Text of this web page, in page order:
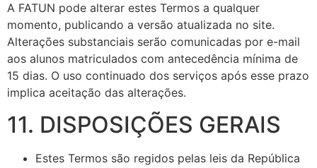
A FATUN pode alterar estes Termos a qualquer
momento, publicando a versão atualizada no site.
Alterações substanciais serão comunicadas por e-mail
aos alunos matriculados com antecedência mínima de
15 dias. O uso continuado dos serviços após esse prazo
implica aceitação das alterações.
11. DISPOSIÇÕES GERAIS
Estes Termos são regidos pelas leis da República